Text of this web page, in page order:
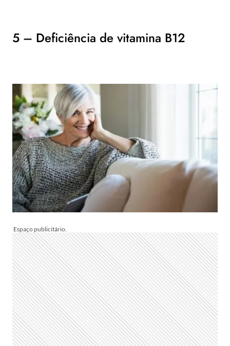
5 – Deficiência de vitamina B12